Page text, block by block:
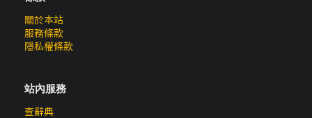
關於本站
服務條款
隱私權條款
站內服務
查辭典